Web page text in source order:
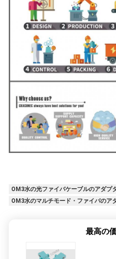
OM3水の光ファイバケーブルのアダプ
OM3水のマルチモード・ファイバのア
最高の